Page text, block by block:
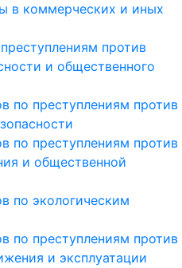
в коммерческих и иных
против
и общественного
по преступлениям против
по преступлениям против
и общественной
по экологическим
по преступлениям против
и эксплуатации